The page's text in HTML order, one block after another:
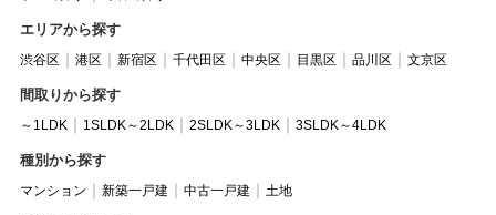
エリアから探す
渋谷区 港区 新宿区 千代田区 中央区 目黒区 品川区 文京区
間取りから探す
～1LDK 1SLDK～2LDK 2SLDK～3LDK 3SLDK～4LDK
種別から探す
マンション 新築一戸建 中古一戸建 土地